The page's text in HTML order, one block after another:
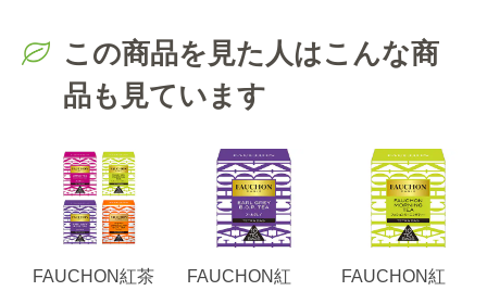
この商品を見た人はこんな商
品も見ています
FAUCHON紅茶
FAUCHON紅
FAUCHON紅